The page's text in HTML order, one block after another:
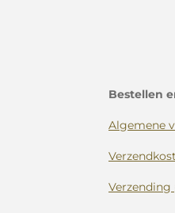
Bestellen
Algemene